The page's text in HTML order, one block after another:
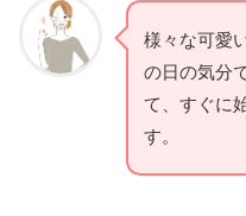
様々な可愛
の日の気分
て、すぐに
す。